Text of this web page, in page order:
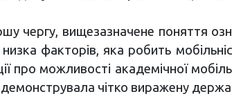
чергу, вищезазначене поняття
факторів, яка робить
можливості академічної
чітко виражену